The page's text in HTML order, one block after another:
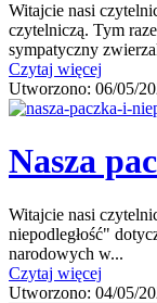
Witajcie nasi
czytelniczą. Tym
sympatyczny
Czytaj więcej
Utworzono: 06/05/
Nasza
Witajcie nasi
niepodległość"
narodowych w...
Czytaj więcej
Utworzono: 04/05/